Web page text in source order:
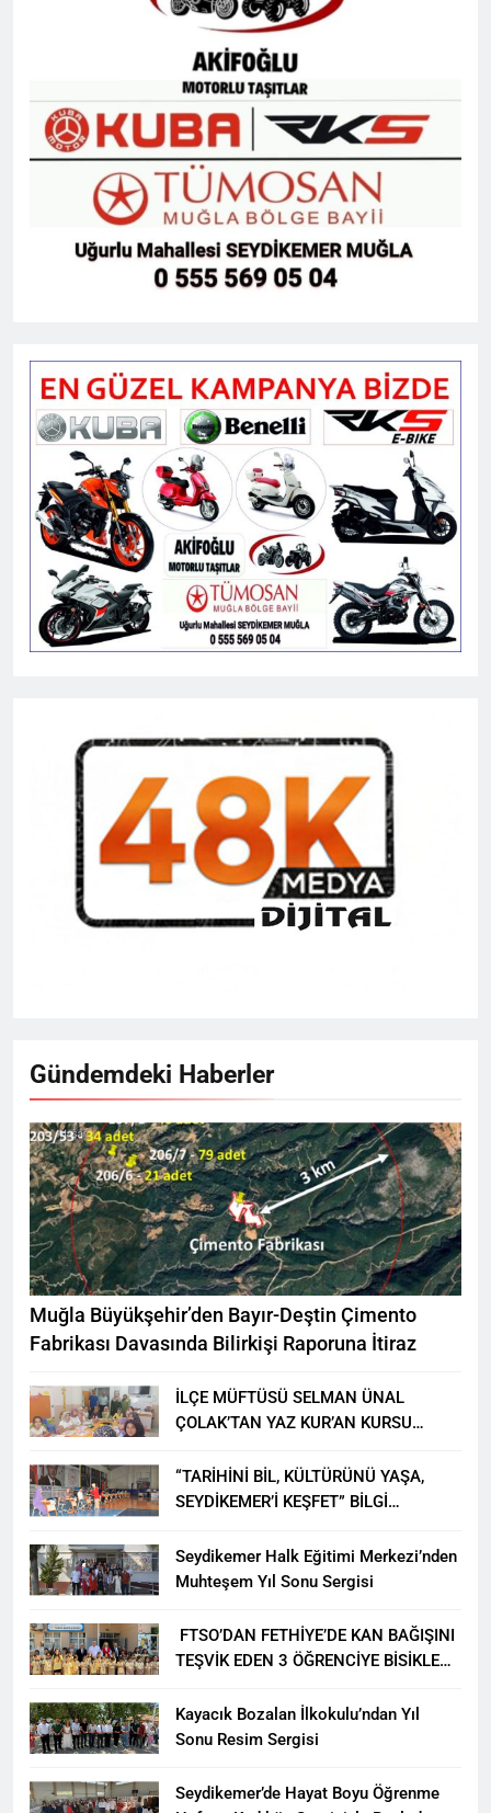
Gündemdeki Haberler
Muğla Büyükşehir’den Bayır-Deştin Çimento
Fabrikası Davasında Bilirkişi Raporuna İtiraz
İLÇE MÜFTÜSÜ SELMAN ÜNAL
ÇOLAK’TAN YAZ KUR’AN KURSU
“TARİHİNİ BİL, KÜLTÜRÜNÜ YAŞA,
SEYDİKEMER’İ KEŞFET” BİLGİ
Seydikemer Halk Eğitimi Merkezi’nden
Muhteşem Yıl Sonu Sergisi
FTSO’DAN FETHİYE’DE KAN BAĞIŞINI
TEŞVİK EDEN 3 ÖĞRENCİYE BİSİKLET
Kayacık Bozalan İlkokulu’ndan Yıl
Sonu Resim Sergisi
Seydikemer’de Hayat Boyu Öğrenme